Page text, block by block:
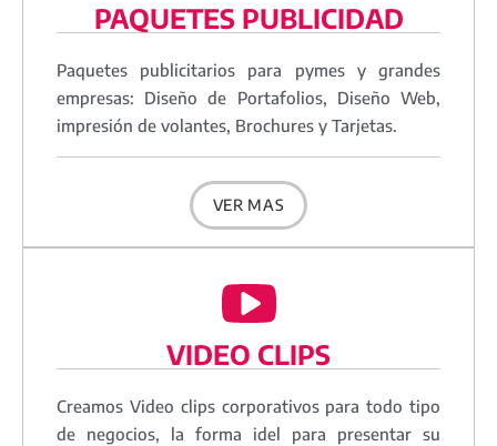
PAQUETES PUBLICIDAD
Paquetes publicitarios para pymes y grandes
empresas: Diseño de Portafolios, Diseño Web,
impresión de volantes, Brochures y Tarjetas.
VER MAS
VIDEO CLIPS
Creamos Video clips corporativos para todo tipo
de negocios, la forma idel para presentar su